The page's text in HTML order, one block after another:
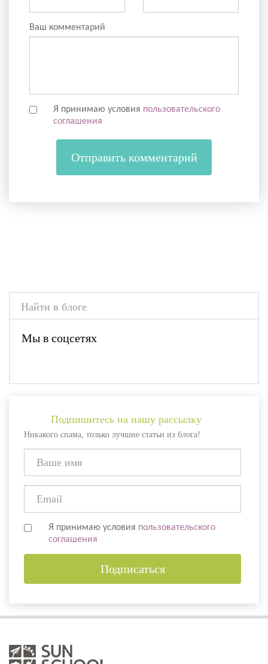
Ваш комментарий
Я принимаю условия пользовательского
соглашения
Мы в соцсетях
Подпишитесь на нашу рассылку
Никакого спама, только лучшие статьи из блога!
Я принимаю условия пользовательского
соглашения
Подписаться